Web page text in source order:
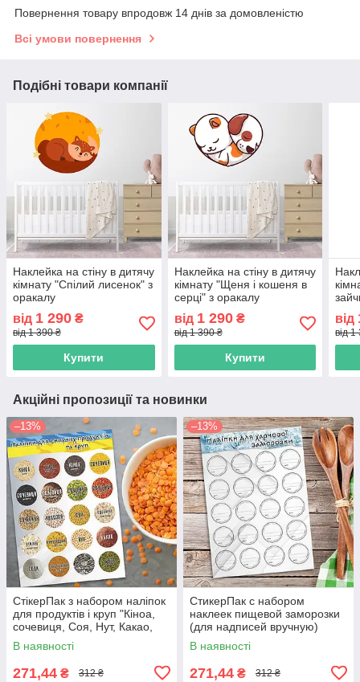
Повернення товару впродовж 14 днів за домовленістю
Всі умови повернення
Подібні товари компанії
Наклейка на стіну в дитячу
кімнату "Спілий лисенок" з
оракалу
від 1 290 ₴
від 1 390 ₴
Купити
Наклейка на стіну в дитячу
кімнату "Щеня і кошеня в
серці" з оракалу
від 1 290₴
від 1 390 ₴
Купити
від
від
Акційні пропозиції та новинки
–13%
СтікерПак з набором наліпок
для продуктів і круп "Кіноа,
сочевиця, Соя, Нут, Какао,
Сода, Чіа, Маш та ін."
В наявності
271,44 ₴ 312 ₴
–13%
СтикерПак с набором
наклеек пищевой заморозки
(для надписей вручную)
В наявності
271,44 ₴ 312 ₴